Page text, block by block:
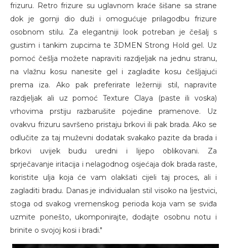
frizuru. Retro frizure su uglavnom kraće šišane sa strane
dok je gornji dio duži i omogućuje prilagodbu frizure
osobnom stilu. Za elegantniji look potreban je češalj s
gustim i tankim zupcima te 3DMEN Strong Hold gel. Uz
pomoć češlja možete napraviti razdjeljak na jednu stranu,
na vlažnu kosu nanesite gel i zagladite kosu češljajući
prema iza. Ako pak preferirate ležerniji stil, napravite
razdjeljak ali uz pomoć Texture Claya (paste ili voska)
vrhovima prstiju razbarušite pojedine pramenove. Uz
ovakvu frizuru savršeno pristaju brkovi ili pak brada. Ako se
odlučite za taj muževni dodatak svakako pazite da brada i
brkovi uvijek budu uredni i lijepo oblikovani. Za
sprječavanje iritacija i nelagodnog osjećaja dok brada raste,
koristite ulja koja će vam olakšati cijeli taj proces, ali i
zagladiti bradu. Danas je individualan stil visoko na ljestvici,
stoga od svakog vremenskog perioda koja vam se sviđa
uzmite ponešto, ukomponirajte, dodajte osobnu notu i
brinite o svojoj kosi i bradi."